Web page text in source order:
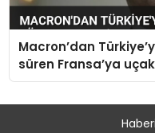
Macron’dan
süren Fransa’ya